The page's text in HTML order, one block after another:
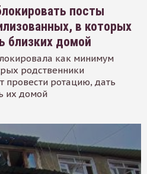
посты
в которых
близких домой
как минимум
родственники
провести ротацию, дать
их домой